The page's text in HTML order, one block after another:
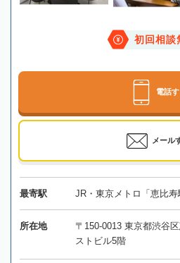
初回相談
電話
メール
最寄駅 JR・東京メトロ「恵比寿
所在地
〒150-0013 東京都渋谷
ストビル5階